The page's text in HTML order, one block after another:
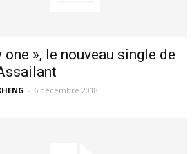
one », le nouveau single de
- 6 décembre 2018